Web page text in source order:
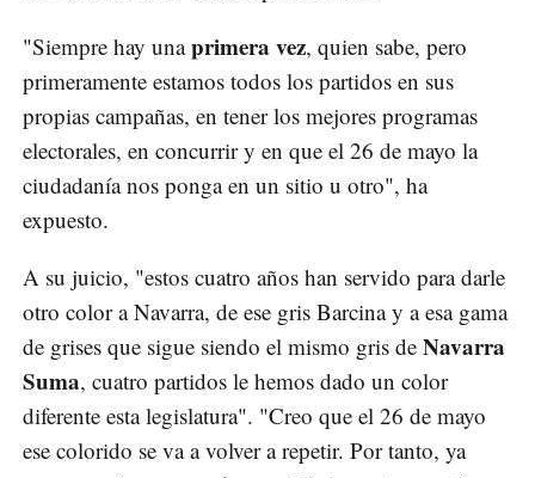
"Siempre hay unaprimera vez, quien sabe, pero
primeramente estamos todos los partidos en sus
propias campañas, en tener los mejores programas
electorales, en concurrir y en que el 26 de mayo la
ciudadanía nos ponga en un sitio u otro", ha
expuesto.
A su juicio, "estos cuatro años han servido para darle
otro color a Navarra, de ese gris Barcina y a esa gama
de grises que sigue siendo el mismo gris de Navarra
Suma, cuatro partidos le hemos dado un color
diferente esta legislatura". "Creo que el 26 de mayo
ese colorido se va a volver a repetir. Por tanto, ya